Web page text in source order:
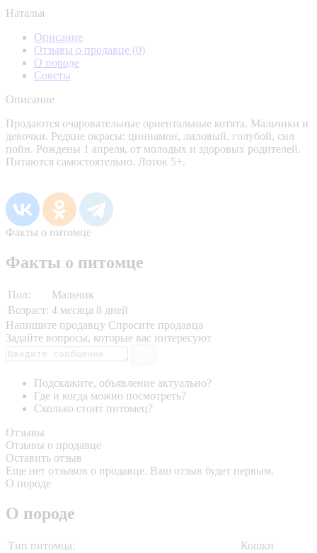
Наталья
Описание
Отзывы о продавце (0)
О породе
Советы
Описание
Продаются очаровательные ориентальные котята. Мальчики и
девочки. Редкие окрасы: циннамон, лиловый, голубой, сил
пойн. Рождены 1 апреля, от молодых и здоровых родителей.
Питаются самостоятельно. Лоток 5+.
Факты о питомце
Факты о питомце
Пол:
Мальчик
Возраст: 4 месяца 8 дней
Напишите продавцу Спросите продавца
Задайте вопросы, которые вас интересуют
Подскажите, объявление актуально?
Где и когда можно посмотреть?
Сколько стоит питомец?
Отзывы
Отзывы о продавце
Оставить отзыв
Еще нет отзывов о продавце. Ваш отзыв будет первым.
О породе
О породе
Тип питомца:
Кошки